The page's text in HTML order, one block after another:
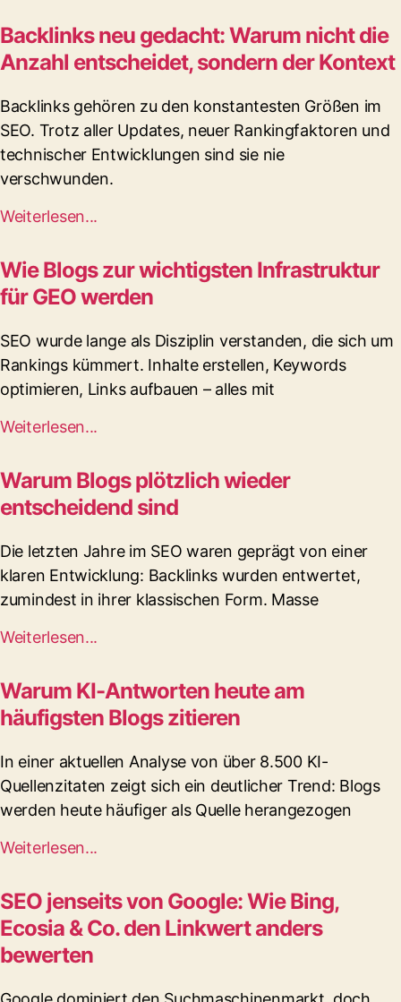
Backlinks neu gedacht: Warum nicht die
Anzahl entscheidet, sondern der Kontext
Backlinks gehören zu den konstantesten Größen im
SEO. Trotz aller Updates, neuer Rankingfaktoren und
technischer Entwicklungen sind sie nie
verschwunden.
Weiterlesen...
Wie Blogs zur wichtigsten Infrastruktur
für GEO werden
SEO wurde lange als Disziplin verstanden, die sich um
Rankings kümmert. Inhalte erstellen, Keywords
optimieren, Links aufbauen – alles mit
Weiterlesen...
Warum Blogs plötzlich wieder
entscheidend sind
Die letzten Jahre im SEO waren geprägt von einer
klaren Entwicklung: Backlinks wurden entwertet,
zumindest in ihrer klassischen Form. Masse
Weiterlesen...
Warum KI-Antworten heute am
häufigsten Blogs zitieren
In einer aktuellen Analyse von über 8.500 KI-
Quellenzitaten zeigt sich ein deutlicher Trend: Blogs
werden heute häufiger als Quelle herangezogen
Weiterlesen...
SEO jenseits von Google: Wie Bing,
Ecosia & Co. den Linkwert anders
bewerten